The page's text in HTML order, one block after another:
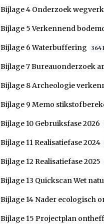
Bijlage 4 Onderzoek
Bijlage 5 Verkennend
Bijlage 6 Waterbuffering 364
Bijlage 7 Bureauonderzoek
Bijlage 8 Archeologie
Bijlage 9 Memo
Bijlage 10 Gebruiksfase 2026
Bijlage 11 Realisatiefase 2024
Bijlage 12 Realisatiefase 2025
Bijlage 13 Quickscan Wet
Bijlage 14 Nader ecologisch
Bijlage 15 Projectplan